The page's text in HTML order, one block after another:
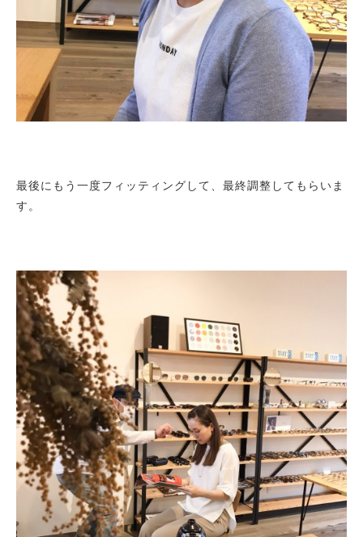
最後にもう一度フィッティングして、最終調整してもらいま
す。